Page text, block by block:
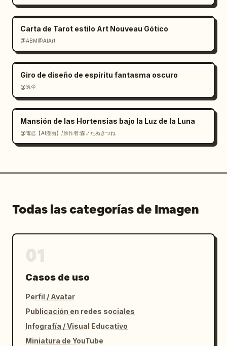
Carta de Tarot estilo Art Nouveau Gótico
@ABM@AIArt
Giro de diseño de espíritu fantasma oscuro
@逸尘
Mansión de las Hortensias bajo la Luz de la Luna
@電忍【AI漫画】/原作者:森ノたぬきつね
Todas las categorías de Imagen
Casos de uso
Perfil / Avatar
Publicación en redes sociales
Infografía / Visual Educativo
Miniatura de YouTube